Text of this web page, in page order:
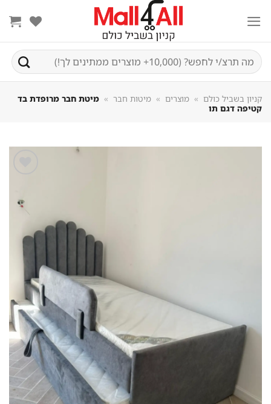
חיפוש
עבור:
קניון בשביל כולם » מוצרים » מיטות חבר » מיטת חבר מרופדת בד
קטיפה דגם תו
מוצר
במועדפים